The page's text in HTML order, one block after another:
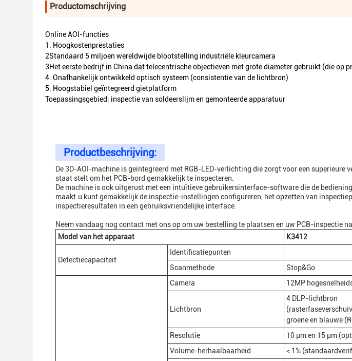
Productomschrijving
Online AOI-functies
1. Hoogkostenprestaties
2Standaard 5 miljoen wereldwijde blootstelling industriële kleurcamera
3Het eerste bedrijf in China dat telecentrische objectieven met grote diameter gebruikt (die op
4. Onafhankelijk ontwikkeld optisch systeem (consistentie van de lichtbron)
5. Hoogstabiel geïntegreerd gietplatform
Toepassingsgebied: inspectie van soldeerslijm en gemonteerde apparatuur
Productbeschrijving:
De 3D-AOI-machine is geïntegreerd met RGB-LED-verlichting die zorgt voor een
staat stelt om het PCB-bord gemakkelijk te inspecteren.
De machine is ook uitgerust met een intuïtieve gebruikersinterface-software die de
maakt.u kunt gemakkelijk de inspectie-instellingen configureren, het opzetten van
inspectieresultaten in een gebruiksvriendelijke interface.
Neem vandaag nog contact met ons op om uw bestelling te plaatsen en uw PCB-inspectie
Model van het apparaat
K3412
Detectiecapaciteit
Identificatiepunten
Scanmethode
Stop&Go
Camera 12MP
Lichtbron
4 DLP-lichtbron
groene en blauwe
Resolutie
10 μm en 15 μm
Volume-herhaalbaarheid
< 1%